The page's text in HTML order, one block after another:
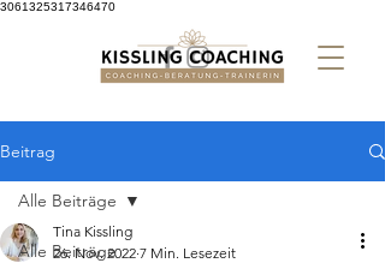
3061325317346470
Beitrag
Alle Beiträge
Alle Beiträge
Tina Kissling
26. Nov. 2022 7 Min. Lesezeit